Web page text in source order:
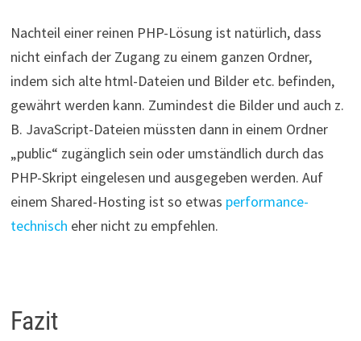
Nachteil einer reinen PHP-Lösung ist natürlich, dass
nicht einfach der Zugang zu einem ganzen Ordner,
indem sich alte html-Dateien und Bilder etc. befinden,
gewährt werden kann. Zumindest die Bilder und auch z.
B. JavaScript-Dateien müssten dann in einem Ordner
„public“ zugänglich sein oder umständlich durch das
PHP-Skript eingelesen und ausgegeben werden. Auf
einem Shared-Hosting ist so etwas performance-
technisch eher nicht zu empfehlen.
Fazit